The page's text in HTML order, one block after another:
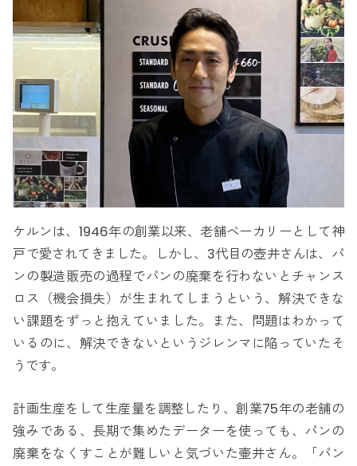
ケルンは、1946年の創業以来、老舗ベーカリーとして神
戸で愛されてきました。しかし、3代目の壺井さんは、パ
ンの製造販売の過程でパンの廃棄を行わないとチャンス
ロス（機会損失）が生まれてしまうという、解決できな
い課題をずっと抱えていました。また、問題はわかって
いるのに、解決できないというジレンマに陥っていたそ
うです。
計画生産をして生産量を調整したり、創業75年の老舗の
強みである、長期で集めたデーターを使っても、パンの
廃棄をなくすことが難しいと気づいた壷井さん。「パン